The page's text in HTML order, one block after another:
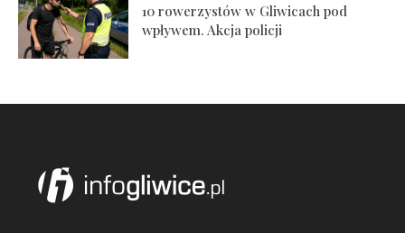
10 rowerzystów w Gliwicach pod
wpływem. Akcja policji